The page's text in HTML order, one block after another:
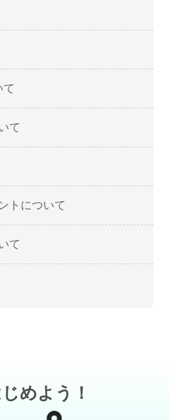
て
て
トについて
て
めよう！